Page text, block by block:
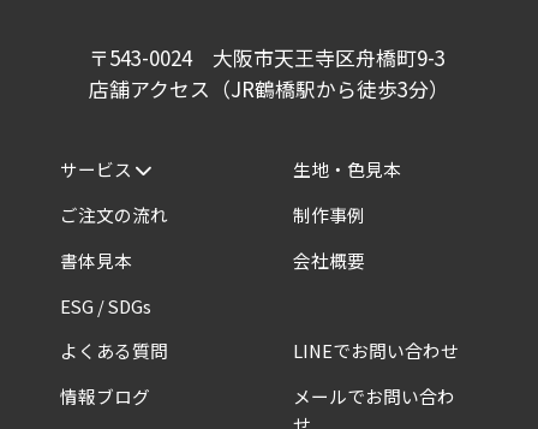
〒543-0024 大阪市天王寺区舟橋町9-3
店舗アクセス（JR鶴橋駅から徒歩3分）
サービス
ご注文の流れ
書体見本
ESG / SDGs
生地・色見本
制作事例
会社概要
よくある質問
情報ブログ
LINEでお問い合わせ
メールでお問い合わ
せ